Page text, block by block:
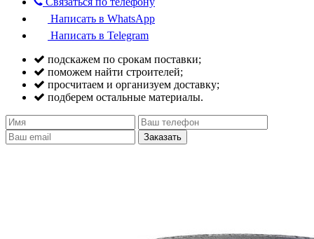
Написать в WhatsApp
Написать в Telegram
подскажем по срокам поставки;
поможем найти строителей;
просчитаем и организуем доставку;
подберем остальные материалы.
Заказать